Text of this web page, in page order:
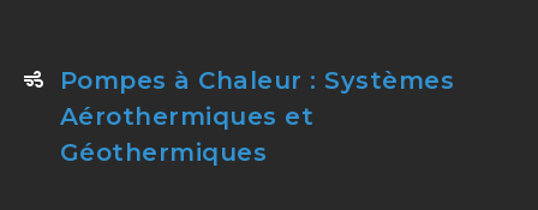
Pompes à Chaleur : Systèmes
Aérothermiques et
Géothermiques